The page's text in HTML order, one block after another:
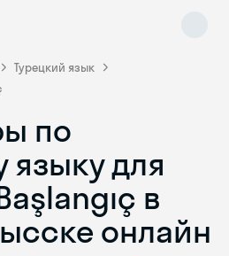
Турецкий язык
по
языку для
в
онлайн